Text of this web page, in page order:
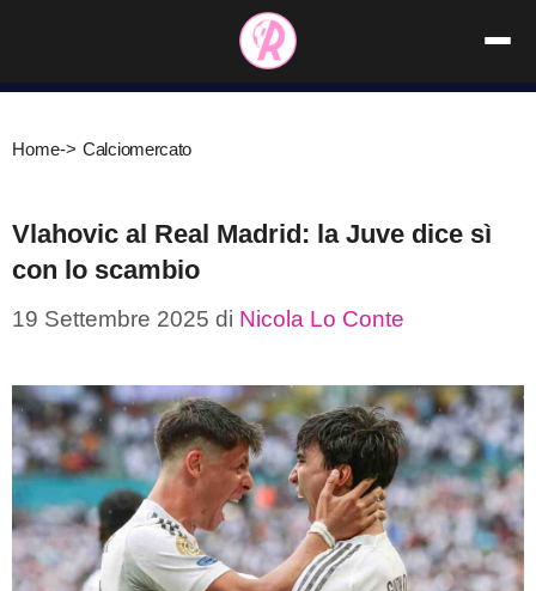
contenuto
Home-> Calciomercato
Vlahovic al Real Madrid: la Juve dice sì
con lo scambio
19 Settembre 2025 di Nicola Lo Conte